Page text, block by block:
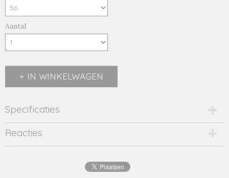
Aantal
IN WINKELWAGEN
Specificaties
Productcode
luuk-16879
Productcode leverancier
Reacties